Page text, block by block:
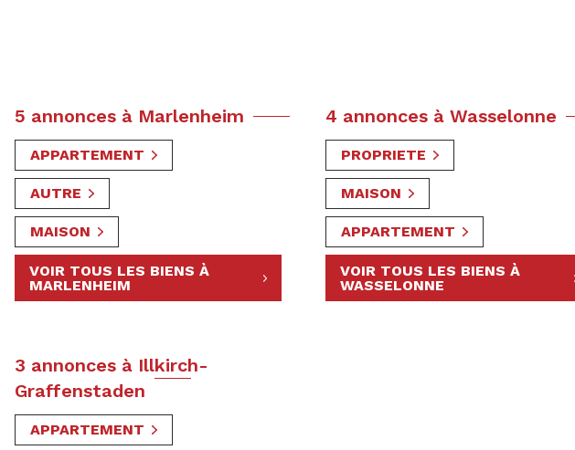
5 annonces à Marlenheim
APPARTEMENT
AUTRE
MAISON
VOIR TOUS LES BIENS À
MARLENHEIM
4 annonces à Wasselonne
PROPRIETE
MAISON
APPARTEMENT
VOIR TOUS LES BIENS À
WASSELONNE
3 annonces à Illkirch-
Graffenstaden
APPARTEMENT